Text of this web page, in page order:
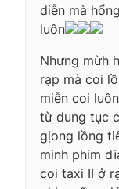
diễn mà
luôn
Nhưng mừh
rạp mà coi
miễn coi
từ dung tục
gịong lồng
minh phim
coi taxi II ở